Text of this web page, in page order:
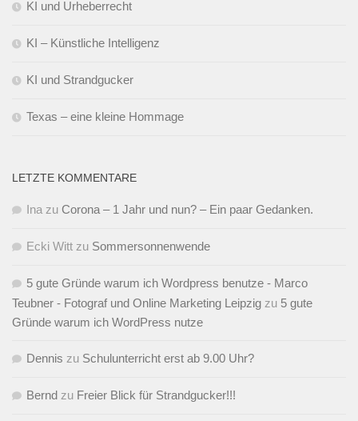
KI und Urheberrecht
KI – Künstliche Intelligenz
KI und Strandgucker
Texas – eine kleine Hommage
LETZTE KOMMENTARE
Ina zu Corona – 1 Jahr und nun? – Ein paar Gedanken.
Ecki Witt zu Sommersonnenwende
5 gute Gründe warum ich Wordpress benutze - Marco
Teubner - Fotograf und Online Marketing Leipzig zu 5 gute
Gründe warum ich WordPress nutze
Dennis zu Schulunterricht erst ab 9.00 Uhr?
Bernd zu Freier Blick für Strandgucker!!!